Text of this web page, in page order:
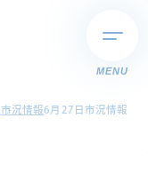
MENU
市況情報6月27日市況情報